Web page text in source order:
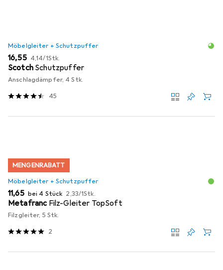
Möbelgleiter + Schutzpuffer
EUR
16,55 EUR
4,14/1Stk.
Scotch Schutzpuffer
Anschlagdämpfer, 4 Stk.
45
MENGENRABATT
Möbelgleiter + Schutzpuffer
EUR
11,65 bei 4 Stück EUR
2,33/1Stk.
Metafranc Filz-Gleiter TopSoft
Filzgleiter, 5 Stk.
2